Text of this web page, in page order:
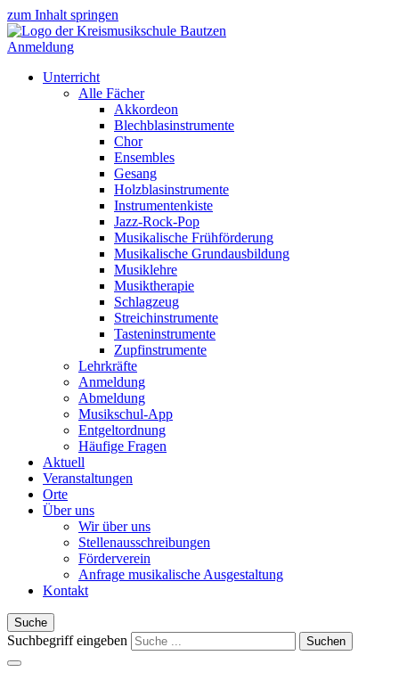
zum Inhalt springen
Anmeldung
Unterricht
Alle Fächer
Akkordeon
Blechblasinstrumente
Chor
Ensembles
Gesang
Holzblasinstrumente
Instrumentenkiste
Jazz-Rock-Pop
Musikalische Frühförderung
Musikalische Grundausbildung
Musiklehre
Musiktherapie
Schlagzeug
Streichinstrumente
Tasteninstrumente
Zupfinstrumente
Lehrkräfte
Anmeldung
Abmeldung
Musikschul-App
Entgeltordnung
Häufige Fragen
Aktuell
Veranstaltungen
Orte
Über uns
Wir über uns
Stellenausschreibungen
Förderverein
Anfrage musikalische Ausgestaltung
Kontakt
Suche
Suchbegriff eingeben Suchen